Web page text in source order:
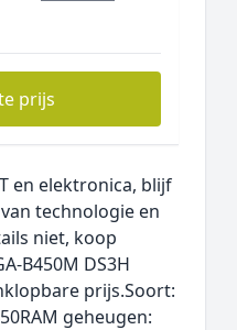
prijs
en elektronica, blijf
technologie en
niet, koop
B450M DS3H
prijs.Soort:
geheugen: